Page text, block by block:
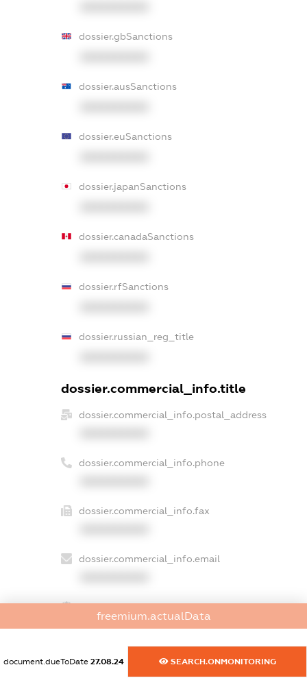
dossier.gbSanctions
dossier.ausSanctions
dossier.euSanctions
dossier.japanSanctions
dossier.canadaSanctions
dossier.rfSanctions
dossier.russian_reg_title
dossier.commercial_info.title
dossier.commercial_info.postal_address
dossier.commercial_info.phone
dossier.commercial_info.fax
dossier.commercial_info.email
dossier.commercial_info.website
freemium.actualData
document.dueToDate 27.08.24 SEARCH.ONMONITORING